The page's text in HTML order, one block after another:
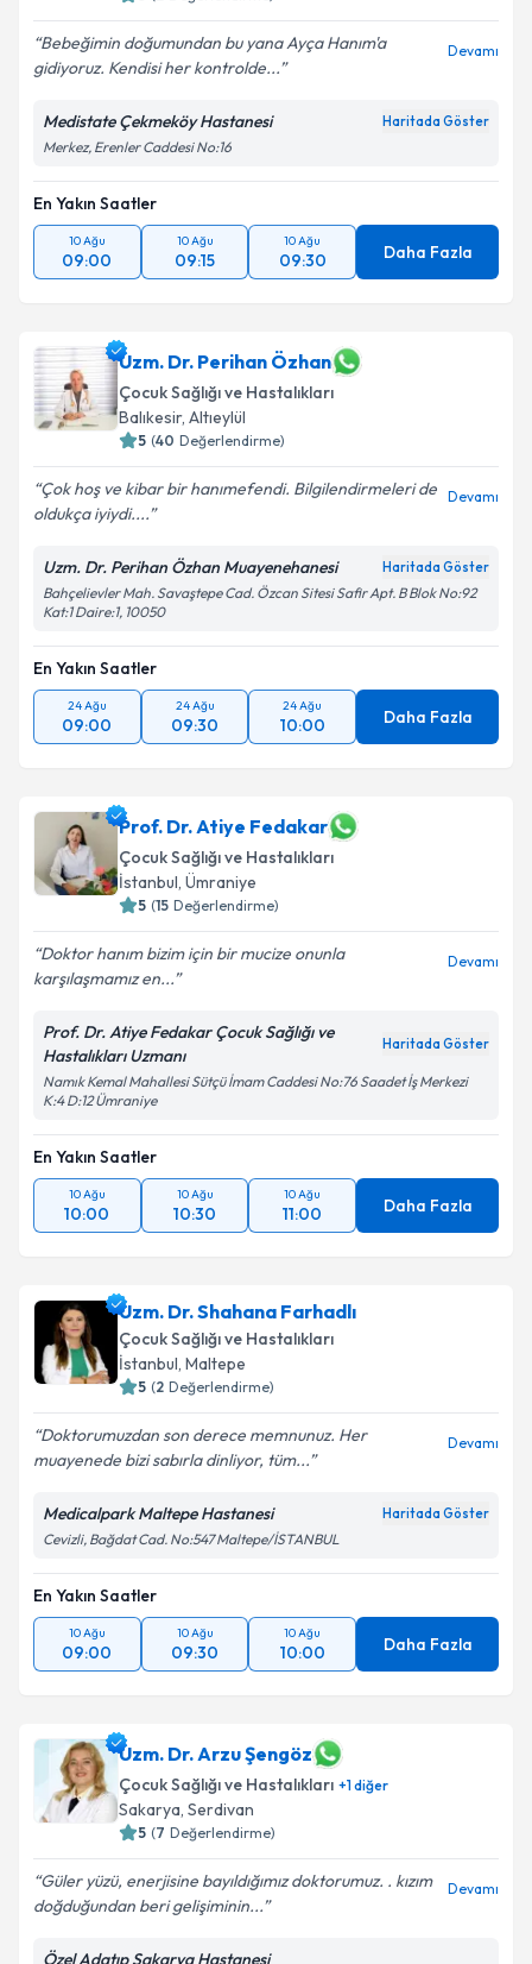
Bebeğimin doğumundan bu yana Ayça Hanım'a
gidiyoruz. Kendisi her kontrolde...
Devamı
Medistate Çekmeköy Hastanesi Haritada Göster
Merkez, Erenler Caddesi No:16
En Yakın Saatler
10 Ağu
09:00
10 Ağu
09:15
10 Ağu
09:30 Daha Fazla
Uzm. Dr. Perihan Özhan
Çocuk Sağlığı ve Hastalıkları
Balıkesir, Altıeylül
5 (40 Değerlendirme)
Çok hoş ve kibar bir hanımefendi. Bilgilendirmeleri de
oldukça iyiydi....
Devamı
Uzm. Dr. Perihan Özhan Muayenehanesi Haritada Göster
Bahçelievler Mah. Savaştepe Cad. Özcan Sitesi Safir Apt. B Blok No:92
Kat:1 Daire:1, 10050
En Yakın Saatler
24 Ağu
09:00
24 Ağu
09:30
24 Ağu
10:00 Daha Fazla
Prof. Dr. Atiye Fedakar
Çocuk Sağlığı ve Hastalıkları
İstanbul, Ümraniye
5 (15 Değerlendirme)
Doktor hanım bizim için bir mucize onunla
karşılaşmamız en...
Devamı
Prof. Dr. Atiye Fedakar Çocuk Sağlığı ve
Hastalıkları Uzmanı
Haritada Göster
Namık Kemal Mahallesi Sütçü İmam Caddesi No:76 Saadet İş Merkezi
K:4 D:12 Ümraniye
En Yakın Saatler
10 Ağu
10:00
10 Ağu
10:30
10 Ağu
11:00 Daha Fazla
Uzm. Dr. Shahana Farhadlı
Çocuk Sağlığı ve Hastalıkları
İstanbul, Maltepe
5 (2 Değerlendirme)
Doktorumuzdan son derece memnunuz. Her
muayenede bizi sabırla dinliyor, tüm...
Devamı
Medicalpark Maltepe Hastanesi Haritada Göster
Cevizli, Bağdat Cad. No:547 Maltepe/İSTANBUL
En Yakın Saatler
10 Ağu
09:00
10 Ağu
09:30
10 Ağu
10:00 Daha Fazla
Uzm. Dr. Arzu Şengöz
Çocuk Sağlığı ve Hastalıkları +1diğer
Sakarya, Serdivan
5 (7 Değerlendirme)
Güler yüzü, enerjisine bayıldığımız doktorumuz. . kızım
doğduğundan beri gelişiminin...
Devamı
Özel Adatıp Sakarya Hastanesi